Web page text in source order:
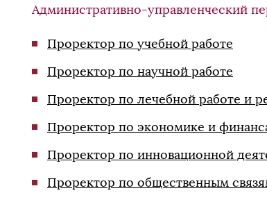
Административно-управленческий
Проректор по учебной работе
Проректор по научной работе
Проректор по лечебной работе и
Проректор по экономике и
Проректор по инновационной
Проректор по общественным